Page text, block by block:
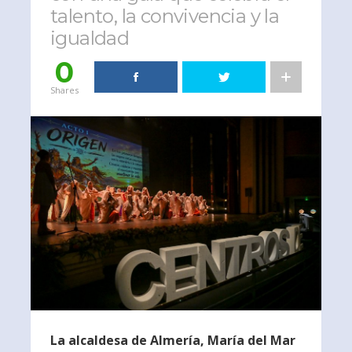
talento, la convivencia y la
igualdad
0
Shares
La alcaldesa de Almería, María del Mar